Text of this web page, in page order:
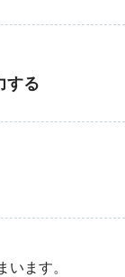
する
います。